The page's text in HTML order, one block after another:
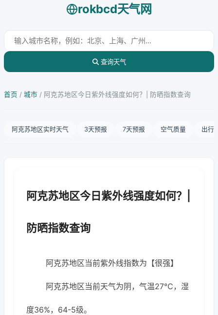
rokbcd天气网
查询天气
首页 / 城市 / 阿克苏地区今日紫外线强度如何？| 防晒指数查询
阿克苏地区实时天气 3天预报 7天预报 空气质量 出行
阿克苏地区今日紫外线强度如何？|
防晒指数查询
阿克苏地区当前紫外线指数为【很强】
阿克苏地区当前天气为阴，气温27℃，湿
度36%，64-5级。